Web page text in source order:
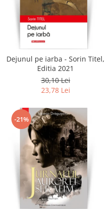
Dejunul pe iarba - Sorin Titel,
Editia 2021
30,10 Lei
23,78 Lei
-21%